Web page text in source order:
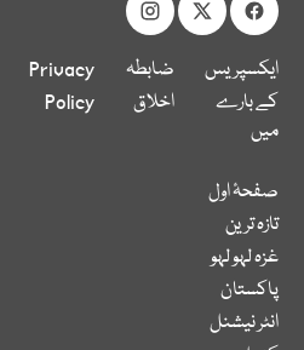
ایکسپریس
کے بارے
میں
ضابطہ
اخلاق
Privacy
Policy
صفحۂ اول
تازہ ترین
غزہ لہو لہو
پاکستان
انٹر نیشنل